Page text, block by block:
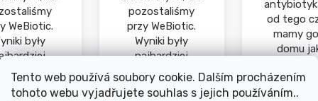
Tento web používá soubory cookie. Dalším procházením
tohoto webu vyjadřujete souhlas s jejich používáním..
WeBiotic.
były
pozostaliśmy
przy WeBiotic.
Wyniki były
najbardziej
stabilne.
od tego
mamy
domu
część